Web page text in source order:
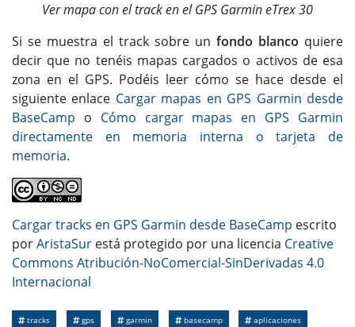
Ver mapa con el track en el GPS Garmin eTrex 30
Si se muestra el track sobre un fondo blanco quiere
decir que no tenéis mapas cargados o activos de esa
zona en el GPS. Podéis leer cómo se hace desde el
siguiente enlace Cargar mapas en GPS Garmin desde
BaseCamp o Cómo cargar mapas en GPS Garmin
directamente en memoria interna o tarjeta de
memoria.
Cargar tracks en GPS Garmin desde BaseCamp escrito
porAristaSur está protegido por una licencia Creative
Commons Atribución-NoComercial-SinDerivadas 4.0
Internacional
tracks gps garmin basecamp aplicaciones